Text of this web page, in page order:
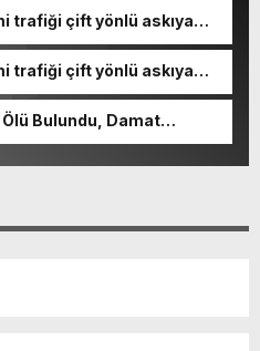
trafiği çift yönlü askıya
trafiği çift yönlü askıya
Ölü Bulundu, Damat